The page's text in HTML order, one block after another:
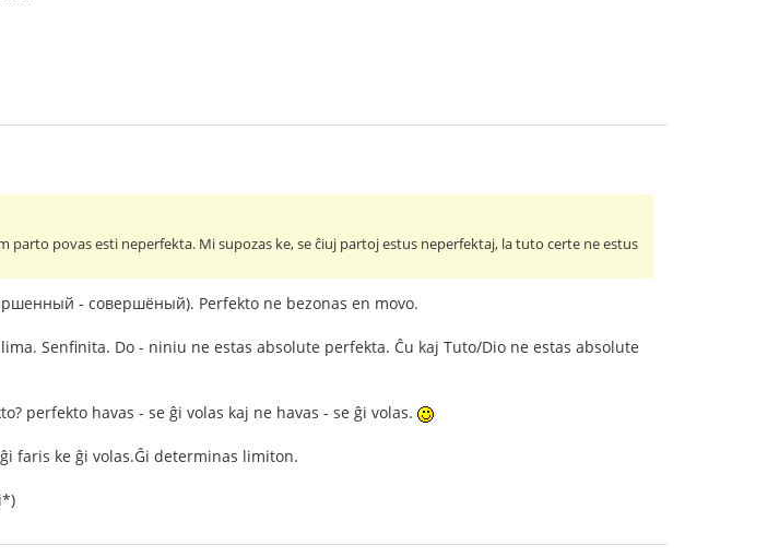
parto povas esti neperfekta. Mi supozas ke, se ĉiuj partoj estus neperfektaj, la tuto certe ne estus
- совершёный). Perfekto ne bezonas en movo.
Senfinita. Do - niniu ne estas absolute perfekta. Ĉu kaj Tuto/Dio ne estas absolute
perfekto havas - se ĝi volas kaj ne havas - se ĝi volas.
faris ke ĝi volas.Ĝi determinas limiton.